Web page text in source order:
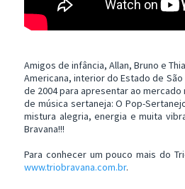
Amigos de infância, Allan, Bruno e
Americana, interior do Estado de São
de 2004 para apresentar ao
de música sertaneja: O Pop-
mistura alegria, energia e muita
Bravana!!!
Para conhecer um pouco mais do
www.triobravana.com.br.